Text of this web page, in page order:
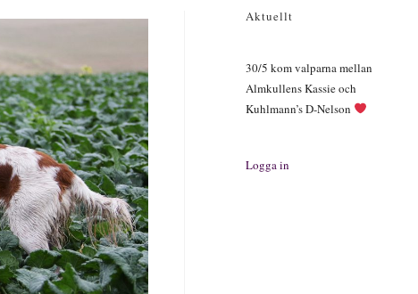
Aktuellt
30/5 kom valparna mellan
Almkullens Kassie och
Kuhlmann’s D-Nelson
Logga in